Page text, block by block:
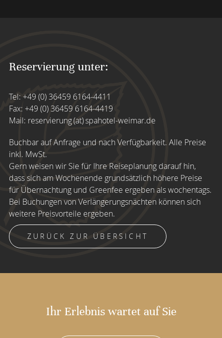
Reservierung unter:
Tel: +49 (0) 36459 6164-4411
Fax: +49 (0) 36459 6164-4419
Mail: reservierung (at) spahotel-weimar.de
Buchbar auf Anfrage und nach Verfügbarkeit. Alle Preise
inkl. MwSt.
Gern weisen wir Sie für Ihre Reiseplanung darauf hin,
dass sich am Wochenende grundsätzlich höhere Preise
für Übernachtung und Greenfee ergeben als wochentags.
Bei Buchungen von Verlängerungsnächten können sich
weitere Preisvorteile ergeben.
ZURÜCK ZUR ÜBERSICHT
Ihr Erlebnis wartet auf Sie